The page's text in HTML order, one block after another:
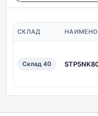
СКЛАД
Склад 40